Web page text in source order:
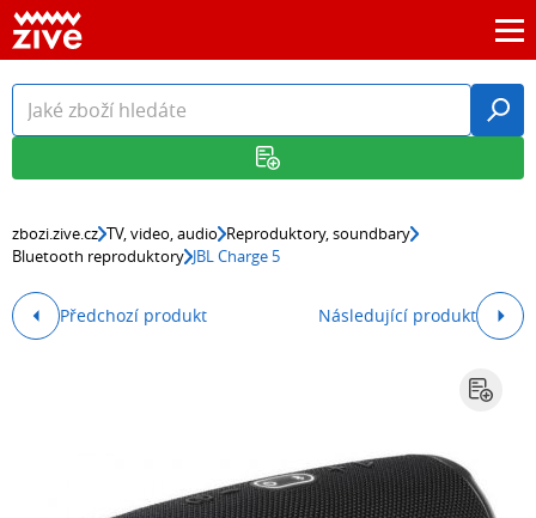
zbozi.zive.cz TV, video, audio Reproduktory, soundbary
Bluetooth reproduktory JBL Charge 5
Předchozí produkt Následující produkt